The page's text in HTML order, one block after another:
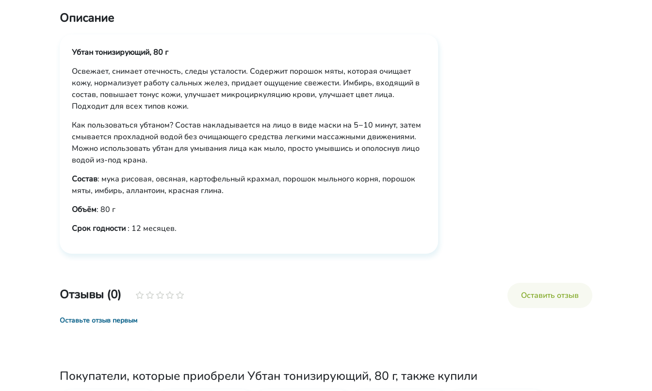
Описание
Убтан тонизирующий, 80 г
Освежает, снимает отечность, следы усталости. Содержит порошок мяты, которая очищает
кожу, нормализует работу сальных желез, придает ощущение свежести. Имбирь, входящий в
состав, повышает тонус кожи, улучшает микроциркуляцию крови, улучшает цвет лица.
Подходит для всех типов кожи.
Как пользоваться убтаном? Состав накладывается на лицо в виде маски на 5−10 минут, затем
смывается прохладной водой без очищающего средства легкими массажными движениями.
Можно использовать убтан для умывания лица как мыло, просто умывшись и ополоснув лицо
водой из-под крана.
Состав: мука рисовая, овсяная, картофельный крахмал, порошок мыльного корня, порошок
мяты, имбирь, аллантоин, красная глина.
Объём: 80 г
Срок годности : 12 месяцев.
Отзывы (0) Оставить отзыв
Оставьте отзыв первым
Покупатели, которые приобрели Убтан тонизирующий, 80 г, также купили